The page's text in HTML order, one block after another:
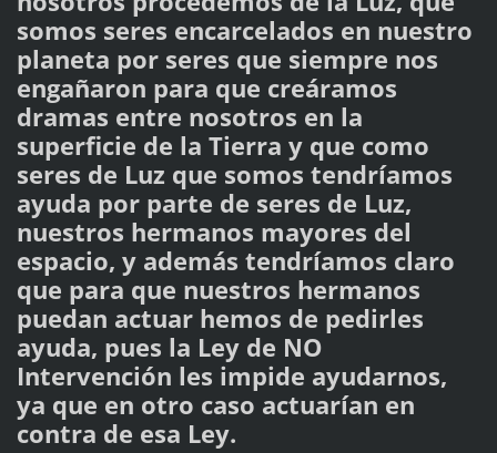
somos seres encarcelados en nuestro
planeta por seres que siempre nos
engañaron para que creáramos
dramas entre nosotros en la
superficie de la Tierra y que como
seres de Luz que somos tendríamos
ayuda por parte de seres de Luz,
nuestros hermanos mayores del
espacio, y además tendríamos claro
que para que nuestros hermanos
puedan actuar hemos de pedirles
ayuda, pues la Ley de NO
Intervención les impide ayudarnos,
ya que en otro caso actuarían en
contra de esa Ley.